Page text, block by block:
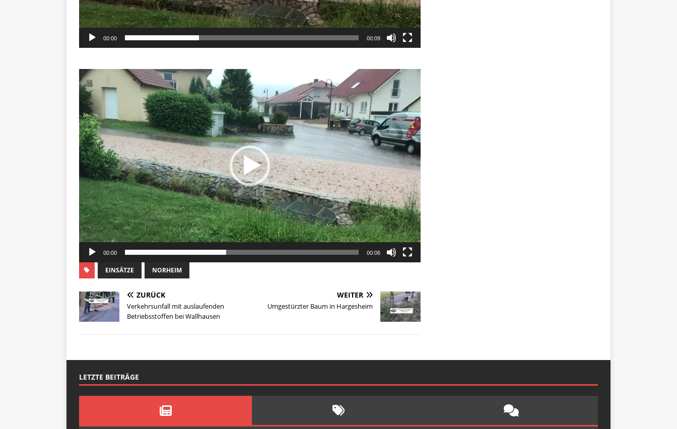
00:00 00:09
Video-
Player
00:00 00:06
EINSÄTZE NORHEIM
ZURÜCK
Verkehrsunfall mit auslaufenden
Betriebsstoffen bei Wallhausen
WEITER
Umgestürzter Baum in Hargesheim
LETZTE BEITRÄGE